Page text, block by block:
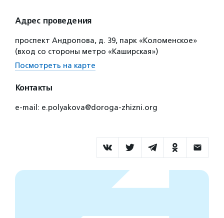
Адрес проведения
проспект Андропова, д. 39, парк «Коломенское»
(вход со стороны метро «Каширская»)
Посмотреть на карте
Контакты
e-mail: e.polyakova@doroga-zhizni.org